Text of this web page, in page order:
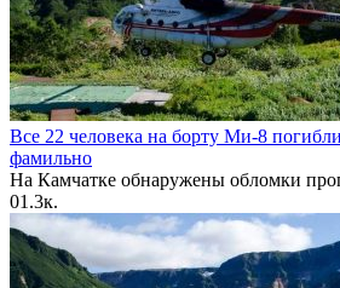
Все 22 человека на борту Ми-8
фамильно
На Камчатке обнаружены обломки
01.3к.